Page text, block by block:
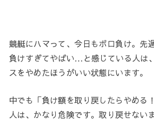
競艇にハマって、今日もボロ負け。先
負けすぎてやばい…と感じている人は
スをやめたほうがいい状態にいます。
中でも「負け額を取り戻したらやめる
人は、かなり危険です。取り戻せない